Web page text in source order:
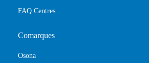
FAQ Centres
Comarques
Osona